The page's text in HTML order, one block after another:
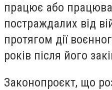
працює або
постраждалих від
протягом дії
років після його
Законопроєкт, що